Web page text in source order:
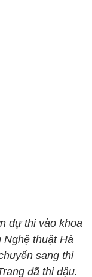
dự thi vào khoa
Nghệ thuật Hà
sang thi
đã thi đậu.